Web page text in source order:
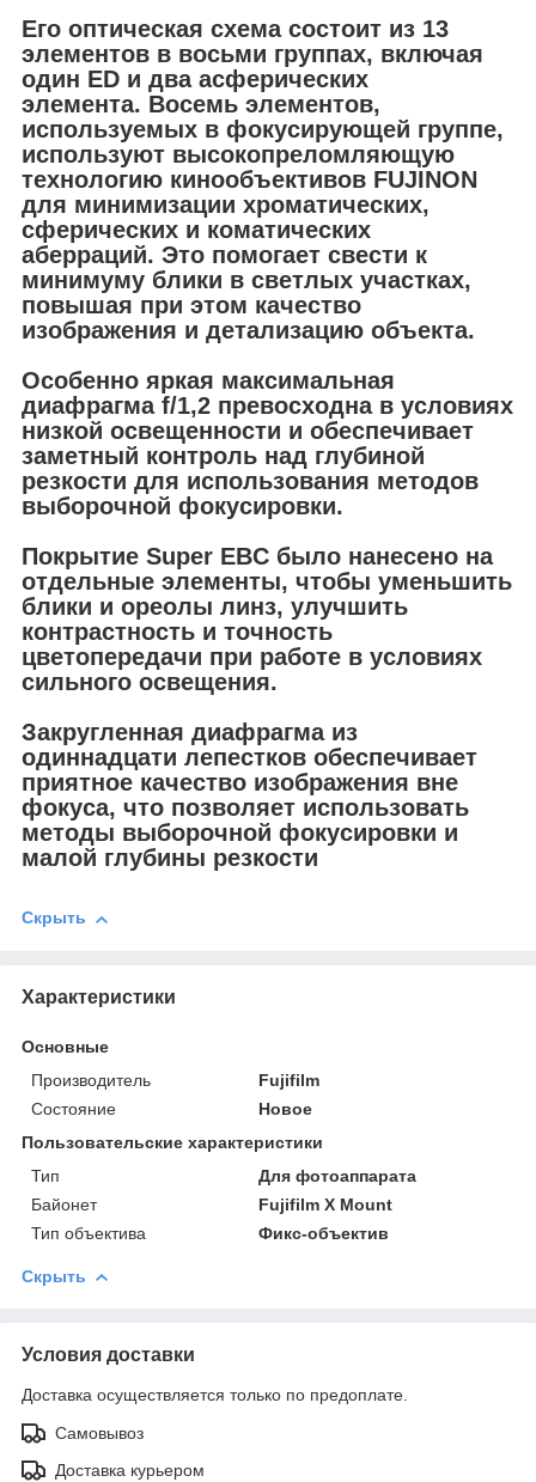
Его оптическая схема состоит из 13
элементов в восьми группах, включая
один ED и два асферических
элемента. Восемь элементов,
используемых в фокусирующей группе,
используют высокопреломляющую
технологию кинообъективов FUJINON
для минимизации хроматических,
сферических и коматических
аберраций. Это помогает свести к
минимуму блики в светлых участках,
повышая при этом качество
изображения и детализацию объекта.
Особенно яркая максимальная
диафрагма f/1,2 превосходна в условиях
низкой освещенности и обеспечивает
заметный контроль над глубиной
резкости для использования методов
выборочной фокусировки.
Покрытие Super EBC было нанесено на
отдельные элементы, чтобы уменьшить
блики и ореолы линз, улучшить
контрастность и точность
цветопередачи при работе в условиях
сильного освещения.
Закругленная диафрагма из
одиннадцати лепестков обеспечивает
приятное качество изображения вне
фокуса, что позволяет использовать
методы выборочной фокусировки и
малой глубины резкости
Скрыть
Характеристики
Основные
Производитель
Fujifilm
Состояние
Новое
Пользовательские характеристики
Тип
Для фотоаппарата
Байонет
Fujifilm X Mount
Тип объектива
Фикс-объектив
Скрыть
Условия доставки
Доставка осуществляется только по предоплате.
Самовывоз
Доставка курьером